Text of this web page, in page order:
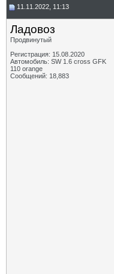
11.11.2022, 11:13
Ладовоз
Продвинутый
Регистрация: 15.08.2020
Автомобиль: SW 1.6 cross GFK
110 orange
Сообщений: 18,883